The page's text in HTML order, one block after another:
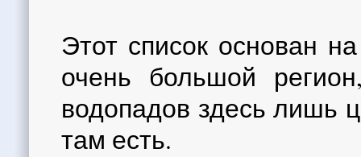
Этот список основан
очень большой
водопадов здесь лишь
там есть.